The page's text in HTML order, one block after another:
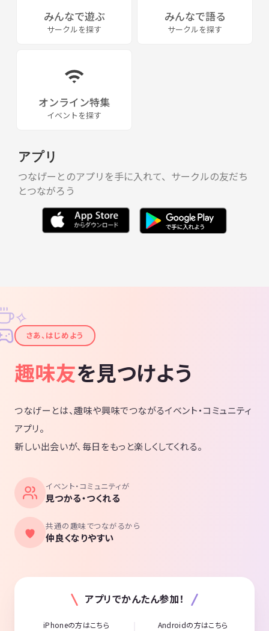
みんなで遊ぶ
サークルを探す
みんなで語る
サークルを探す
オンライン特集
イベントを探す
アプリ
つなげーとのアプリを手に入れて、サークルの友だち
とつながろう
✦
✧
さあ、はじめよう
趣味友を見つけよう
つなげーとは、趣味や興味でつながるイベント・コミュニティ
アプリ。
新しい出会いが、毎日をもっと楽しくしてくれる。
イベント・コミュニティが
見つかる・つくれる
共通の趣味でつながるから
仲良くなりやすい
アプリでかんたん参加！
iPhoneの方はこちら Androidの方はこちら